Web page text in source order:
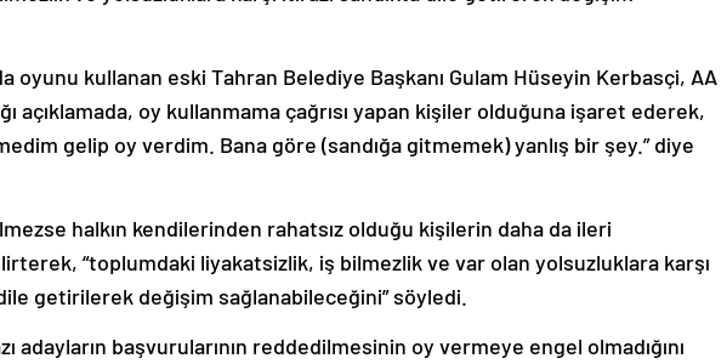
oyunu kullanan eski Tahran Belediye Başkanı Gulam Hüseyin Kerbasçi, AA
açıklamada, oy kullanmama çağrısı yapan kişiler olduğuna işaret ederek,
gelip oy verdim. Bana göre (sandığa gitmemek) yanlış bir şey.” diye
halkın kendilerinden rahatsız olduğu kişilerin daha da ileri
“toplumdaki liyakatsizlik, iş bilmezlik ve var olan yolsuzluklara karşı
getirilerek değişim sağlanabileceğini” söyledi.
adayların başvurularının reddedilmesinin oy vermeye engel olmadığını